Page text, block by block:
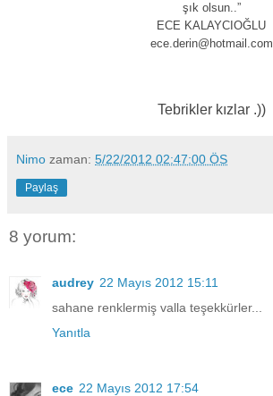
şık olsun..”
ECE KALAYCIOĞLU
ece.derin@hotmail.com
Tebrikler kızlar .))
Nimo zaman: 5/22/2012 02:47:00 ÖS
Paylaş
8 yorum:
audrey 22 Mayıs 2012 15:11
sahane renklermiş valla teşekkürler...
Yanıtla
ece 22 Mayıs 2012 17:54